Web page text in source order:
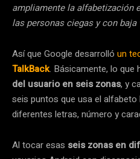
ampliamente la alfabetización
las personas ciegas y con baja
Así que Google desarrolló un
TalkBack. Básicamente, lo que
del usuario en seis zonas, y
seis puntos que usa el alfabeto
diferentes letras, número y
Al tocar esas seis zonas en